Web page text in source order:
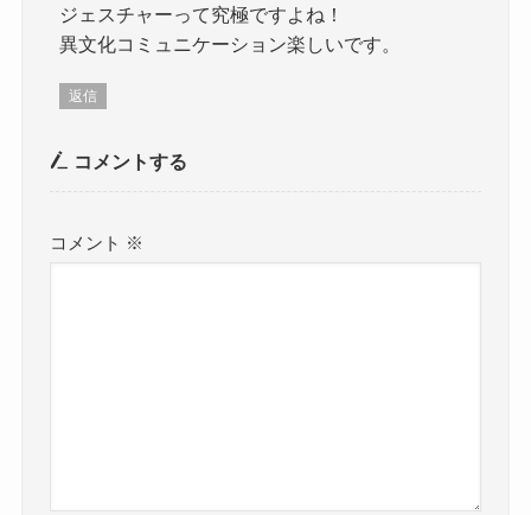
ジェスチャーって究極ですよね！
異文化コミュニケーション楽しいです。
返信
コメントする
コメント ※